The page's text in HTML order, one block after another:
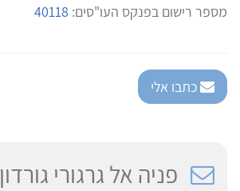
מספר רישום בפנקס העו"סים: 40118
כתבו אלי
פניה אל גרגורי גורדון